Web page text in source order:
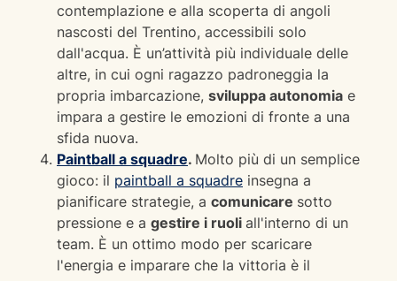
contemplazione e alla scoperta di angoli
nascosti del Trentino, accessibili solo
dall'acqua. È un’attività più individuale delle
altre, in cui ogni ragazzo padroneggia la
propria imbarcazione, sviluppa autonomia e
impara a gestire le emozioni di fronte a una
sfida nuova.
Paintball a squadre. Molto più di un semplice
gioco: il paintball a squadre insegna a
pianificare strategie, a comunicare sotto
pressione e a gestire i ruoli all'interno di un
team. È un ottimo modo per scaricare
l'energia e imparare che la vittoria è il